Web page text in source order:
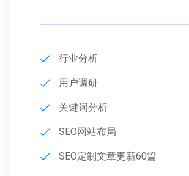
行业分析
用户调研
关键词分析
SEO网站布局
SEO定制文章更新60篇